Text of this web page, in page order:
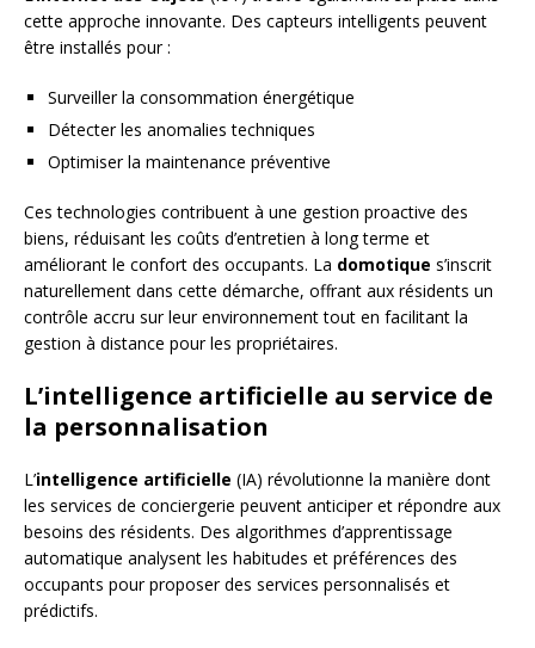
cette approche innovante. Des capteurs intelligents peuvent
être installés pour :
Surveiller la consommation énergétique
Détecter les anomalies techniques
Optimiser la maintenance préventive
Ces technologies contribuent à une gestion proactive des
biens, réduisant les coûts d’entretien à long terme et
améliorant le confort des occupants. La domotique s’inscrit
naturellement dans cette démarche, offrant aux résidents un
contrôle accru sur leur environnement tout en facilitant la
gestion à distance pour les propriétaires.
L’intelligence artificielle au service de
la personnalisation
L’intelligence artificielle (IA) révolutionne la manière dont
les services de conciergerie peuvent anticiper et répondre aux
besoins des résidents. Des algorithmes d’apprentissage
automatique analysent les habitudes et préférences des
occupants pour proposer des services personnalisés et
prédictifs.